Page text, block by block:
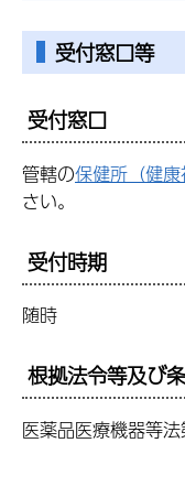
受付窓口等
受付窓口
管轄の保健所（健康
さい。
受付時期
随時
根拠法令等及び
医薬品医療機器等